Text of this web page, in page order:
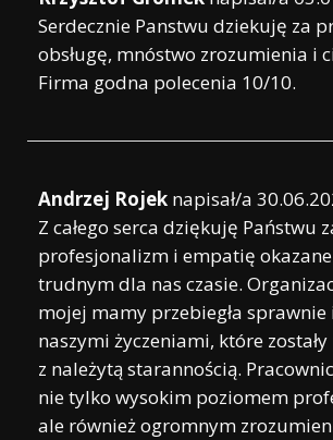
Serdecznie Panstwu dziekuję za
obsługę, mnóstwo zrozumienia i
Firma godna polecenia 10/10.
Andrzej Rojek napisał/a
Z całego serca dziękuję Państwu
profesjonalizm i empatię
trudnym dla nas czasie.
mojej mamy przebiegła sprawnie
naszymi życzeniami, które
z należytą starannością.
nie tylko wysokim poziomem
ale również ogromnym